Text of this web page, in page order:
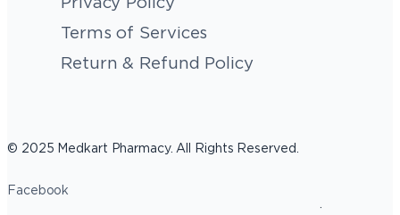
Terms of Services
Return & Refund Policy
© 2025 Medkart Pharmacy. All Rights Reserved.
Facebook